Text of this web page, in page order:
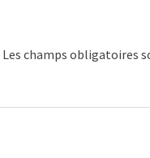
Les champs obligatoires